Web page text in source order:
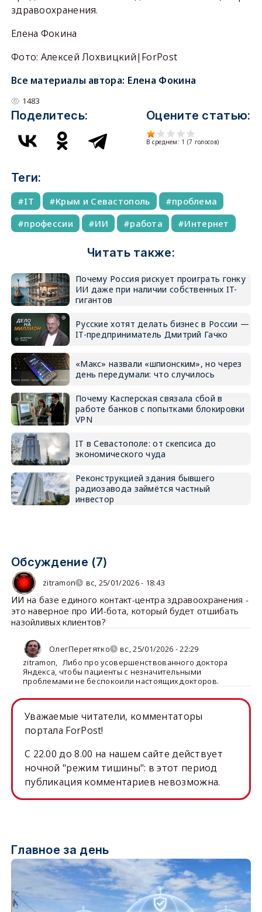
здравоохранения.
Елена Фокина
Фото: Алексей Лохвицкий|ForPost
Все материалы автора: Елена Фокина
1483
Поделитесь: Оцените статью:
В среднем: 1 (7 голосов)
Теги:
IT Крым и Севастополь
проблема
профессии
ИИ работа Интернет
Читать также:
Почему Россия рискует проиграть гонку
ИИ даже при наличии собственных IT-
гигантов
Русские хотят делать бизнес в России —
IT-предприниматель Дмитрий Гачко
«Макс» назвали «шпионским», но через
день передумали: что случилось
Почему Касперская связала сбой в
работе банков с попытками блокировки
VPN
IT в Севастополе: от скепсиса до
экономического чуда
Реконструкцией здания бывшего
радиозавода займётся частный
инвестор
Обсуждение (7)
zitramon вс, 25/01/2026 - 18:43
ИИ на базе единого контакт-центра здравоохранения -
это наверное про ИИ-бота, который будет отшибать
назойливых клиентов?
ОлегПеретятко
вс, 25/01/2026 - 22:29
zitramon, Либо про усовершенствованного доктора
Яндекса, чтобы пациенты с незначительными
проблемами не беспокоили настоящих докторов.
Уважаемые читатели, комментаторы
портала ForPost!
C 22.00 до 8.00 на нашем сайте действует
ночной "режим тишины": в этот период
публикация комментариев невозможна.
Главное за день